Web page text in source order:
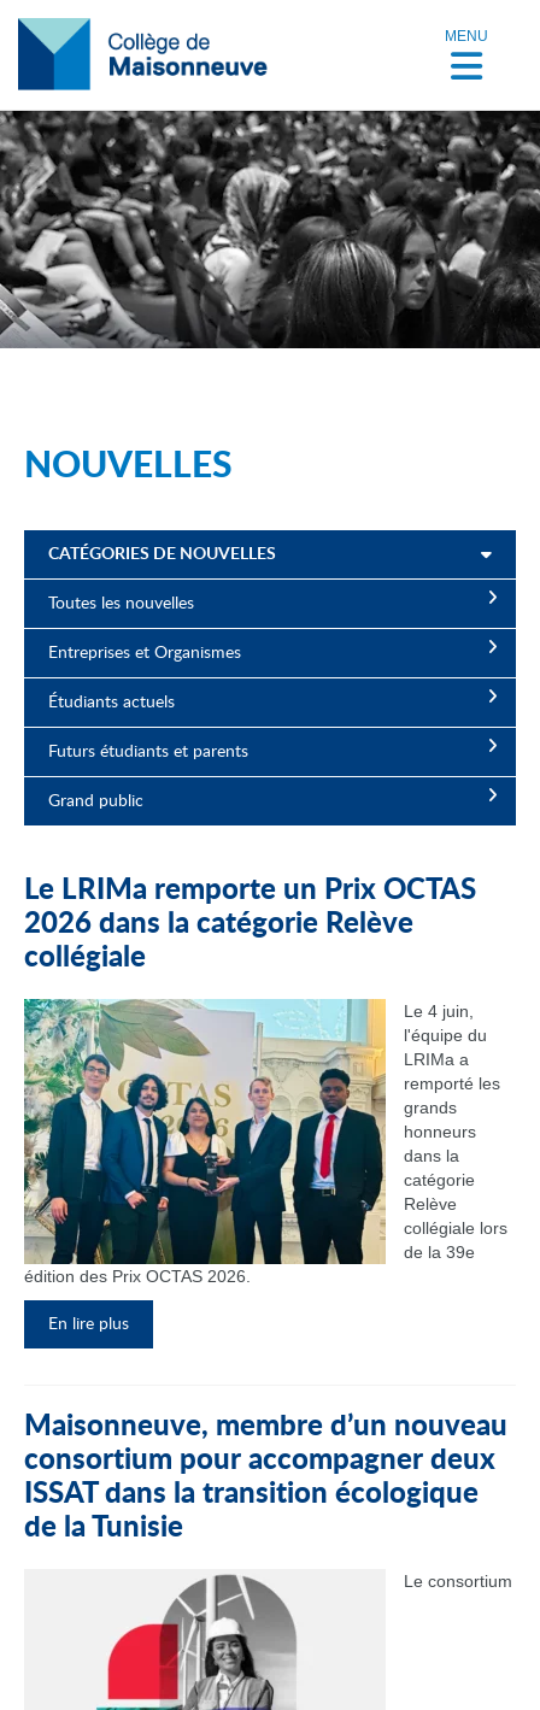
MENU
NOUVELLES
CATÉGORIES DE NOUVELLES
Toutes les nouvelles
Entreprises et Organismes
Étudiants actuels
Futurs étudiants et parents
Grand public
Le LRIMa remporte un Prix OCTAS
2026 dans la catégorie Relève
collégiale
Le 4 juin,
l'équipe du
LRIMa a
remporté les
grands
honneurs
dans la
catégorie
Relève
collégiale lors
de la 39e
édition des Prix OCTAS 2026.
En lire plus
Maisonneuve, membre d’un nouveau
consortium pour accompagner deux
ISSAT dans la transition écologique
de la Tunisie
Le consortium